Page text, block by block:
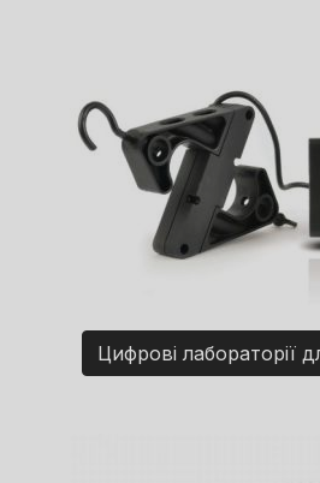
Цифрові лабораторії